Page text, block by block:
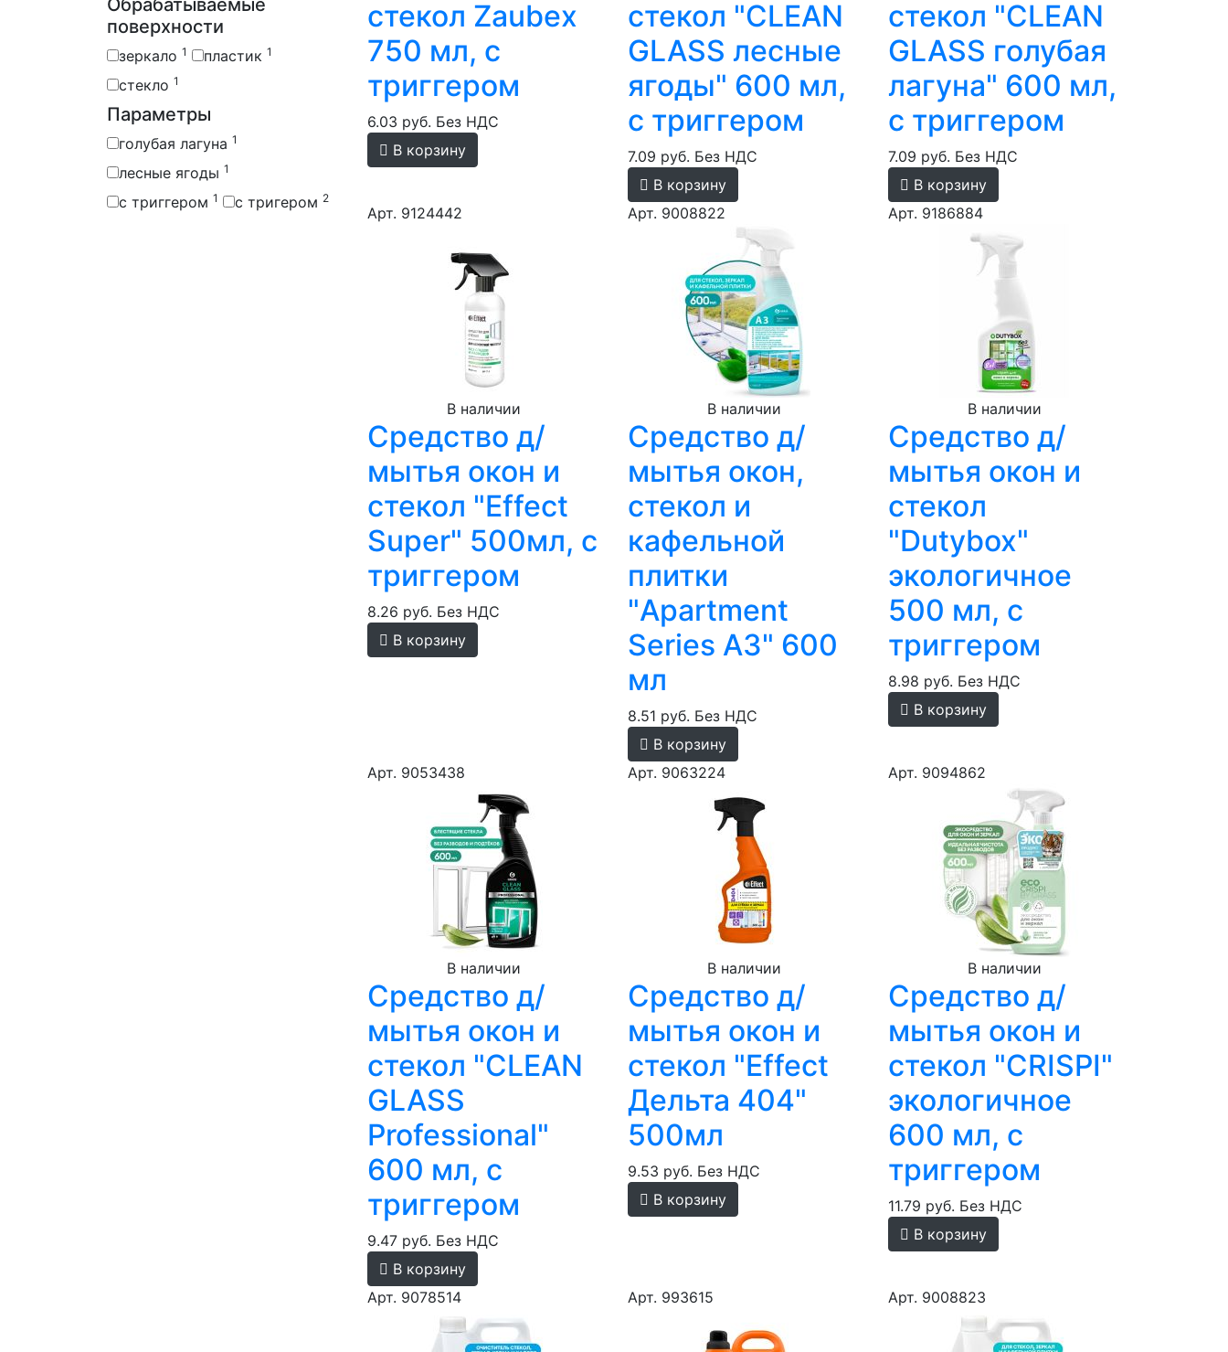
Обрабатываемые
поверхности
зеркало 1 пластик 1
стекло 1
Параметры
голубая лагуна 1
лесные ягоды 1
с триггером 1 с тригером 2
стекол Zaubex
750 мл, с
триггером
6.03 руб. Без НДС
В корзину
стекол "CLEAN
GLASS лесные
ягоды" 600 мл,
с триггером
7.09 руб. Без НДС
В корзину
стекол "CLEAN
GLASS голубая
лагуна" 600 мл,
с триггером
7.09 руб. Без НДС
В корзину
Арт. 9124442
В наличии
Средство д/
мытья окон и
стекол "Effect
Super" 500мл, с
триггером
8.26 руб. Без НДС
В корзину
Арт. 9008822
В наличии
Средство д/
мытья окон,
стекол и
кафельной
плитки
"Apartment
Series А3" 600
мл
8.51 руб. Без НДС
В корзину
Арт. 9186884
В наличии
Средство д/
мытья окон и
стекол
"Dutybox"
экологичное
500 мл, с
триггером
8.98 руб. Без НДС
В корзину
Арт. 9053438
В наличии
Средство д/
мытья окон и
стекол "CLEAN
GLASS
Professional"
600 мл, с
триггером
9.47 руб. Без НДС
В корзину
Арт. 9063224
В наличии
Средство д/
мытья окон и
стекол "Effect
Дельта 404"
500мл
9.53 руб. Без НДС
В корзину
Арт. 9094862
В наличии
Средство д/
мытья окон и
стекол "CRISPI"
экологичное
600 мл, с
триггером
11.79 руб. Без НДС
В корзину
Арт. 9078514 Арт. 993615 Арт. 9008823